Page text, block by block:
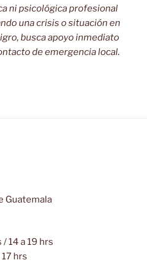
ni psicológica profesional
una crisis o situación en
busca apoyo inmediato
de emergencia local.
Guatemala
14 a 19 hrs
hrs